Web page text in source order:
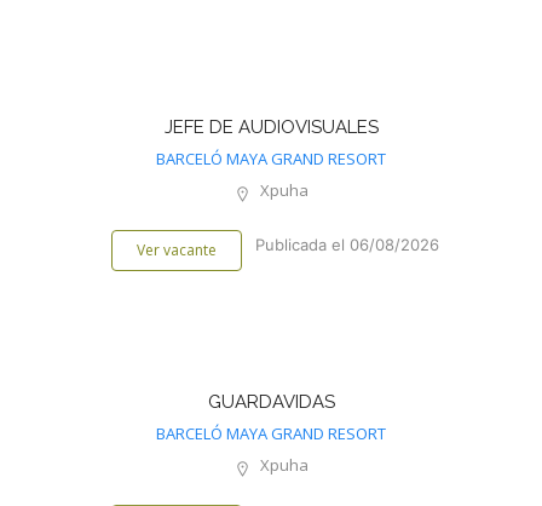
JEFE DE AUDIOVISUALES
BARCELÓ MAYA GRAND RESORT
Xpuha
Ver vacante Publicada el 06/08/2026
GUARDAVIDAS
BARCELÓ MAYA GRAND RESORT
Xpuha